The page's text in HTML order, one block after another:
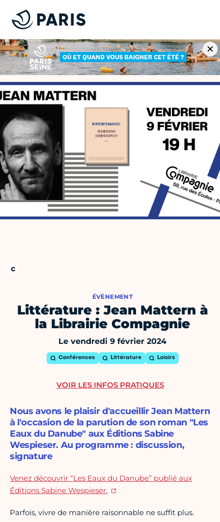
ÉVÈNEMENT
Littérature : Jean Mattern à
la Librairie Compagnie
Le vendredi 9 février 2024
Conférences Littérature Loisirs
Nous avons le plaisir d'accueillir Jean Mattern
à l'occasion de la parution de son roman "Les
Eaux du Danube" aux Éditions Sabine
Wespieser. Au programme : discussion,
signature
Venez découvrir “Les Eaux du Danube” publié aux
Éditions Sabine Wespieser.
Parfois, vivre de manière raisonnable ne suffit plus.
VOIR LES INFOS PRATIQUES